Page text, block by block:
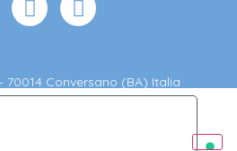
70014 Conversano (BA) Italia
| E. info@refoodsrl.it
relative alla privacy